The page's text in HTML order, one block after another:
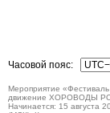
Часовой пояс:
Мероприятие
движение ХОРОВОДЫ
Начинается: 15 августа